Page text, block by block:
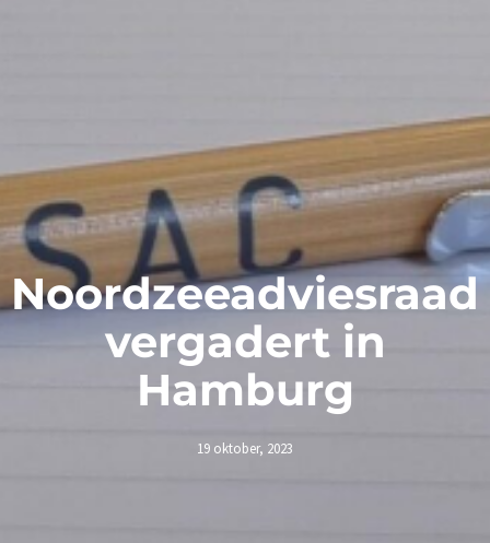
Noordzeeadviesraad
vergadert in
Hamburg
19 oktober, 2023